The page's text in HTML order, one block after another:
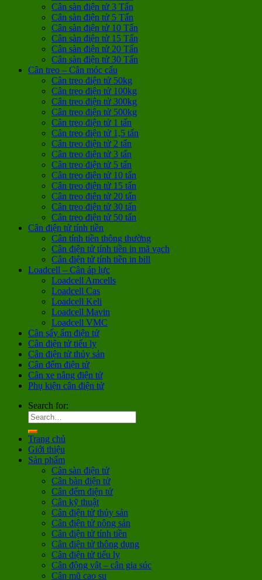
Cân sàn điện tử 3 Tấn
Cân sàn điện tử 5 Tấn
Cân sàn điện tử 10 Tấn
Cân sàn điện tử 15 Tấn
Cân sàn điện tử 20 Tấn
Cân sàn điện tử 30 Tấn
Cân treo – Cân móc cẩu
Cân treo điện tử 50kg
Cân treo điện tử 100kg
Cân treo điện tử 300kg
Cân treo điện tử 500kg
Cân treo điện tử 1 tấn
Cân treo điện tử 1,5 tấn
Cân treo điện tử 2 tấn
Cân treo điện tử 3 tấn
Cân treo điện tử 5 tấn
Cân treo điện tử 10 tấn
Cân treo điện tử 15 tấn
Cân treo điện tử 20 tấn
Cân treo điện tử 30 tấn
Cân treo điện tử 50 tấn
Cân điện tử tính tiền
Cân tính tiền thông thường
Cân điện tử tính tiền in mã vạch
Cân điện tử tính tiền in bill
Loadcell – Cân áp lực
Loadcell Amcells
Loadcell Cas
Loadcell Keli
Loadcell Mavin
Loadcell VMC
Cân sấy ẩm điện tử
Cân điện tử tiểu ly
Cân điện tử thủy sản
Cân đếm điện tử
Cân xe nâng điện tử
Phụ kiện cân điện tử
Search for:
Trang chủ
Giới thiệu
Sản phẩm
Cân sàn điện tử
Cân bàn điện tử
Cân đếm điện tử
Cân kỹ thuật
Cân điện tử thủy sản
Cân điện tử nông sản
Cân điện tử tính tiền
Cân điện tử thông dụng
Cân điện tử tiểu ly
Cân động vật – cân gia súc
Cân mũ cao su